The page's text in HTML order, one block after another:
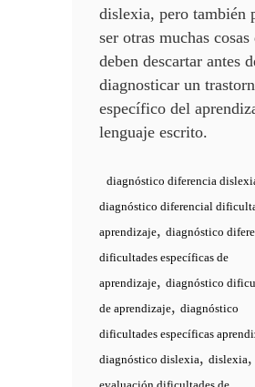
dislexia, pero también
ser otras muchas cosas
deben descartar antes
diagnosticar un
específico del
lenguaje escrito.
diagnóstico diferencia
diagnóstico diferencial
aprendizaje, diagnóstico
dificultades específicas de
aprendizaje, diagnóstico
de aprendizaje, diagnóstico
dificultades específicas
diagnóstico dislexia, dislexia,